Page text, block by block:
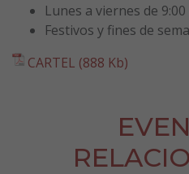
Lunes a viernes de 9:00
Festivos y fines de
CARTEL (888 Kb)